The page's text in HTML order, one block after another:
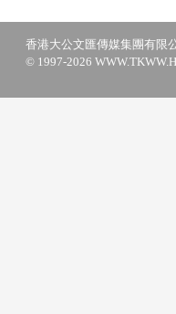
香港大公文匯傳媒集團有限
© 1997-2026